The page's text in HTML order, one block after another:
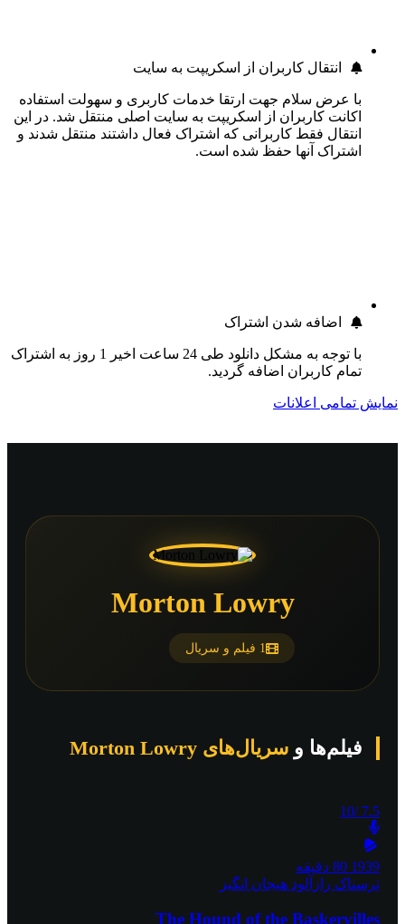
انتقال کاربران از اسکریپت به سایت
با عرض سلام جهت ارتقا خدمات کاربری و سهولت استفاده
اکانت کاربران از اسکریپت به سایت اصلی منتقل شد. در این
انتقال فقط کاربرانی که اشتراک فعال داشتند منتقل شدند و
اشتراک آنها حفظ شده است.
اضافه شدن اشتراک
با توجه به مشکل دانلود طی 24 ساعت اخیر 1 روز به اشتراک
تمام کاربران اضافه گردید.
نمایش تمامی اعلانات
Morton Lowry
1 فیلم و سریال
فیلم‌ها و سریال‌های Morton Lowry
7.5
/10
1939 80 دقیقه
ترسناک رازآلود هیجان انگیز
The Hound of the Baskervilles